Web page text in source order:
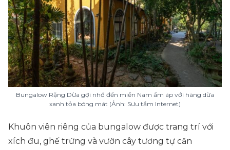
Bungalow Rặng Dừa gợi nhớ đến miền Nam ấm áp với hàng dừa
xanh tỏa bóng mát (Ảnh: Sưu tầm Internet)
Khuôn viên riêng của bungalow được trang trí với
xích đu, ghế trứng và vườn cây tương tự căn